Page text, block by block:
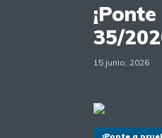
35/
15 junio, 2026